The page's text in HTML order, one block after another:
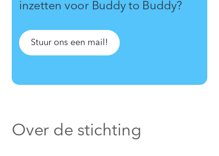
inzetten voor Buddy to Buddy?
Stuur ons een mail!
Over de stichting